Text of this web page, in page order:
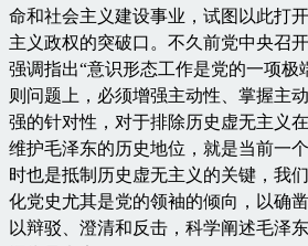
命和社会主义建设事业，试图以此打
主义政权的突破口。不久前党中央召
强调指出“意识形态工作是党的一项
则问题上，必须增强主动性、掌握主
强的针对性，对于排除历史虚无主义
维护毛泽东的历史地位，就是当前一
时也是抵制历史虚无主义的关键，我
化党史尤其是党的领袖的倾向，以确
以辩驳、澄清和反击，科学阐述毛泽